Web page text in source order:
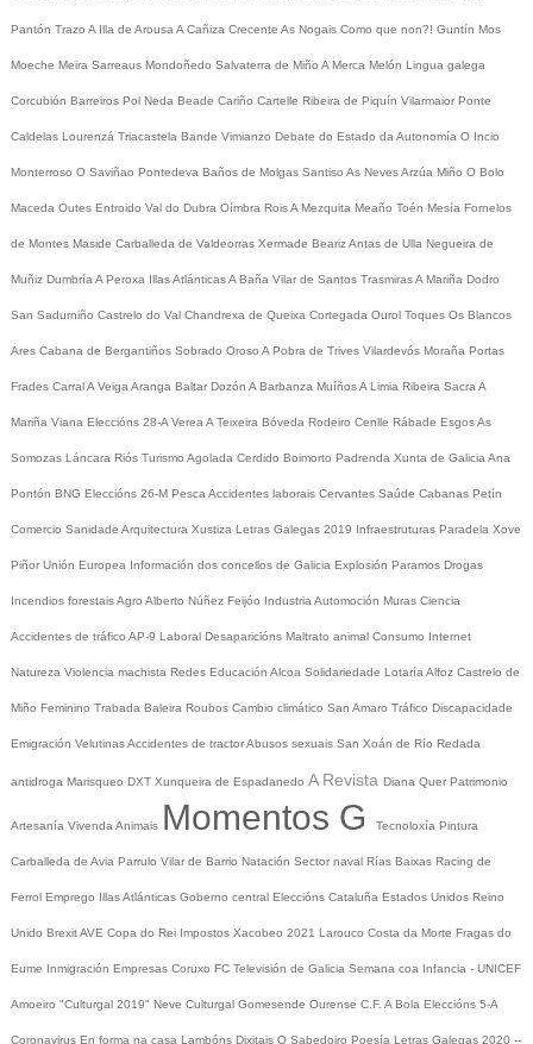
Pantón Trazo A Illa de Arousa A Cañiza Crecente As Nogais Como que non?! Guntín Mos
Moeche Meira Sarreaus Mondoñedo Salvaterra de Miño A Merca Melón Lingua galega
Corcubión Barreiros Pol Neda Beade Cariño Cartelle Ribeira de Piquín Vilarmaior Ponte
Caldelas Lourenzá Triacastela Bande Vimianzo Debate do Estado da Autonomía O Incio
Monterroso O Saviñao Pontedeva Baños de Molgas Santiso As NevesArzúa Miño O Bolo
Maceda Outes Entroido Val do Dubra Oímbra RoisA Mezquita Meaño Toén Mesía Fornelos
de Montes Maside Carballeda de Valdeorras Xermade BearizAntas de Ulla Negueira de
Muñiz Dumbría A Peroxa Illas AtlánticasA Baña Vilar de Santos TrasmirasA Mariña Dodro
San Sadurniño Castrelo do Val Chandrexa de Queixa Cortegada Ourol Toques Os Blancos
Ares Cabana de Bergantiños Sobrado Oroso A Pobra de Trives Vilardevós Moraña Portas
Frades CarralA Veiga Aranga Baltar Dozón A Barbanza MuíñosA Limia Ribeira Sacra A
Mariña Viana Eleccións 28-A Verea A Teixeira Bóveda Rodeiro Cenlle Rábade EsgosAs
Somozas Láncara Riós Turismo Agolada Cerdido Boimorto Padrenda Xunta de Galicia Ana
Pontón BNG Eleccións 26-M Pesca Accidentes laborais Cervantes Saúde Cabanas Petín
Comercio Sanidade Arquitectura Xustiza Letras Galegas 2019 Infraestruturas Paradela Xove
Piñor Unión Europea Información dos concellos de Galicia Explosión Paramos Drogas
Incendios forestaisAgro Alberto Núñez Feijóo Industria Automoción Muras Ciencia
Accidentes de tráfico AP-9 Laboral Desaparicións Maltrato animal Consumo Internet
Natureza Violencia machista Redes Educación Alcoa Solidariedade Lotaría Alfoz Castrelo de
Miño Feminino Trabada Baleira Roubos Cambio climático San Amaro Tráfico Discapacidade
Emigración VelutinasAccidentes de tractorAbusos sexuais San Xoán de Río Redada
antidroga Marisqueo DXT Xunqueira de Espadanedo A Revista Diana Quer Patrimonio
Artesanía Vivenda Animais Momentos G Tecnoloxía Pintura
Carballeda de Avia Parrulo Vilar de Barrio Natación Sector naval Rías Baixas Racing de
Ferrol Emprego Illas Atlánticas Goberno central Eleccións Cataluña Estados Unidos Reino
Unido BrexitAVE Copa do Rei Impostos Xacobeo 2021 Larouco Costa da Morte Fragas do
Eume Inmigración Empresas Coruxo FC Televisión de Galicia Semana coa Infancia - UNICEF
Amoeiro "Culturgal 2019" Neve Culturgal Gomesende Ourense C.F. A Bola Eleccións 5-A
Coronavirus En forma na casa Lambóns Dixitais O Sabedoiro Poesía Letras Galegas 2020 --